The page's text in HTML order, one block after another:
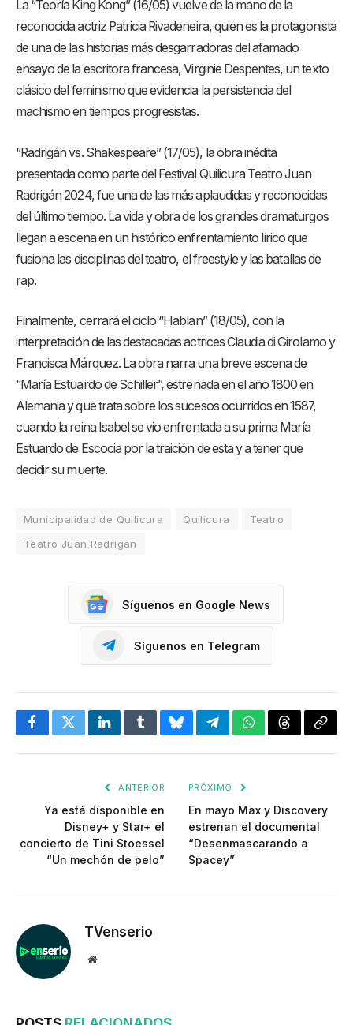
La “Teoría King Kong” (16/05) vuelve de la mano de la
reconocida actriz Patricia Rivadeneira, quien es la protagonista
de una de las historias más desgarradoras del afamado
ensayo de la escritora francesa, Virginie Despentes, un texto
clásico del feminismo que evidencia la persistencia del
machismo en tiempos progresistas.
“Radrigán vs. Shakespeare” (17/05), la obra inédita
presentada como parte del Festival Quilicura Teatro Juan
Radrigán 2024, fue una de las más aplaudidas y reconocidas
del último tiempo. La vida y obra de los grandes dramaturgos
llegan a escena en un histórico enfrentamiento lírico que
fusiona las disciplinas del teatro, el freestyle y las batallas de
rap.
Finalmente, cerrará el ciclo “Hablan” (18/05), con la
interpretación de las destacadas actrices Claudia di Girolamo y
Francisca Márquez. La obra narra una breve escena de
“María Estuardo de Schiller”, estrenada en el año 1800 en
Alemania y que trata sobre los sucesos ocurridos en 1587,
cuando la reina Isabel se vio enfrentada a su prima María
Estuardo de Escocia por la traición de esta y a tener que
decidir su muerte.
Municipalidad de Quilicura Quilicura
Teatro
Teatro Juan Radrigan
Síguenos en Google News
Síguenos en Telegram
FacebookTwitterLinkedInTumblrBlueskyTelegramWhatsApp
Threads
ANTERIOR
Ya está disponible en
Disney+ y Star+ el
concierto de Tini Stoessel
“Un mechón de pelo”
PRÓXIMO
En mayo Max y Discovery
estrenan el documental
“Desenmascarando a
Spacey”
TVenserio
Website